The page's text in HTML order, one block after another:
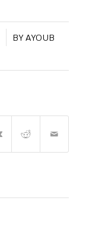
BYAYOUB